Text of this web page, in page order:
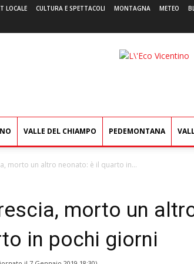
LOCALE CULTURA E SPETTACOLI MONTAGNA METEO
L'Eco
VALLE DEL CHIAMPO PEDEMONTANA
morto un altro neonato: è il quarto in...
morto un
in pochi giorni